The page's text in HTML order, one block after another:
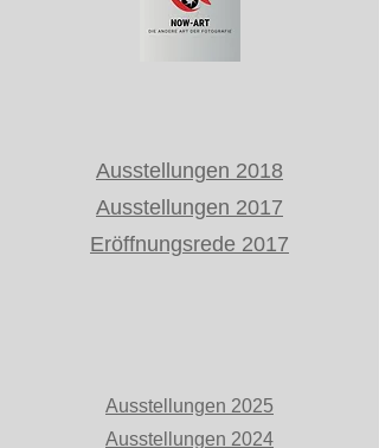
Ausstellungen 2018
Ausstellungen 2017
Eröffnungsrede 2017
Ausstellungen 2025
Ausstellungen 2024